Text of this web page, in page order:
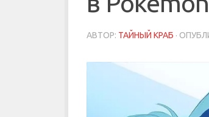
АВТОР: ТАЙНЫЙ КРАБ ·